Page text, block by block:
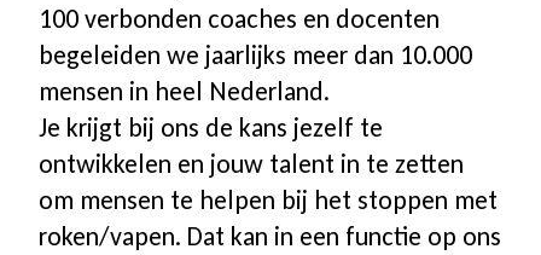
100 verbonden coaches en docenten
begeleiden we jaarlijks meer dan 10.000
mensen in heel Nederland.
Je krijgt bij ons de kans jezelf te
ontwikkelen en jouw talent in te zetten
om mensen te helpen bij het stoppen met
roken/vapen. Dat kan in een functie op ons